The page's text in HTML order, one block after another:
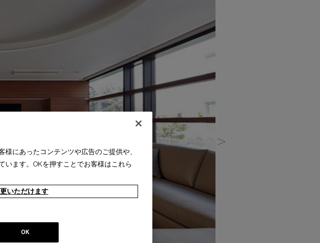
にあったコンテンツや広告のご提供や、
います。OKを押すことでお客様はこれら
いただけます
OK